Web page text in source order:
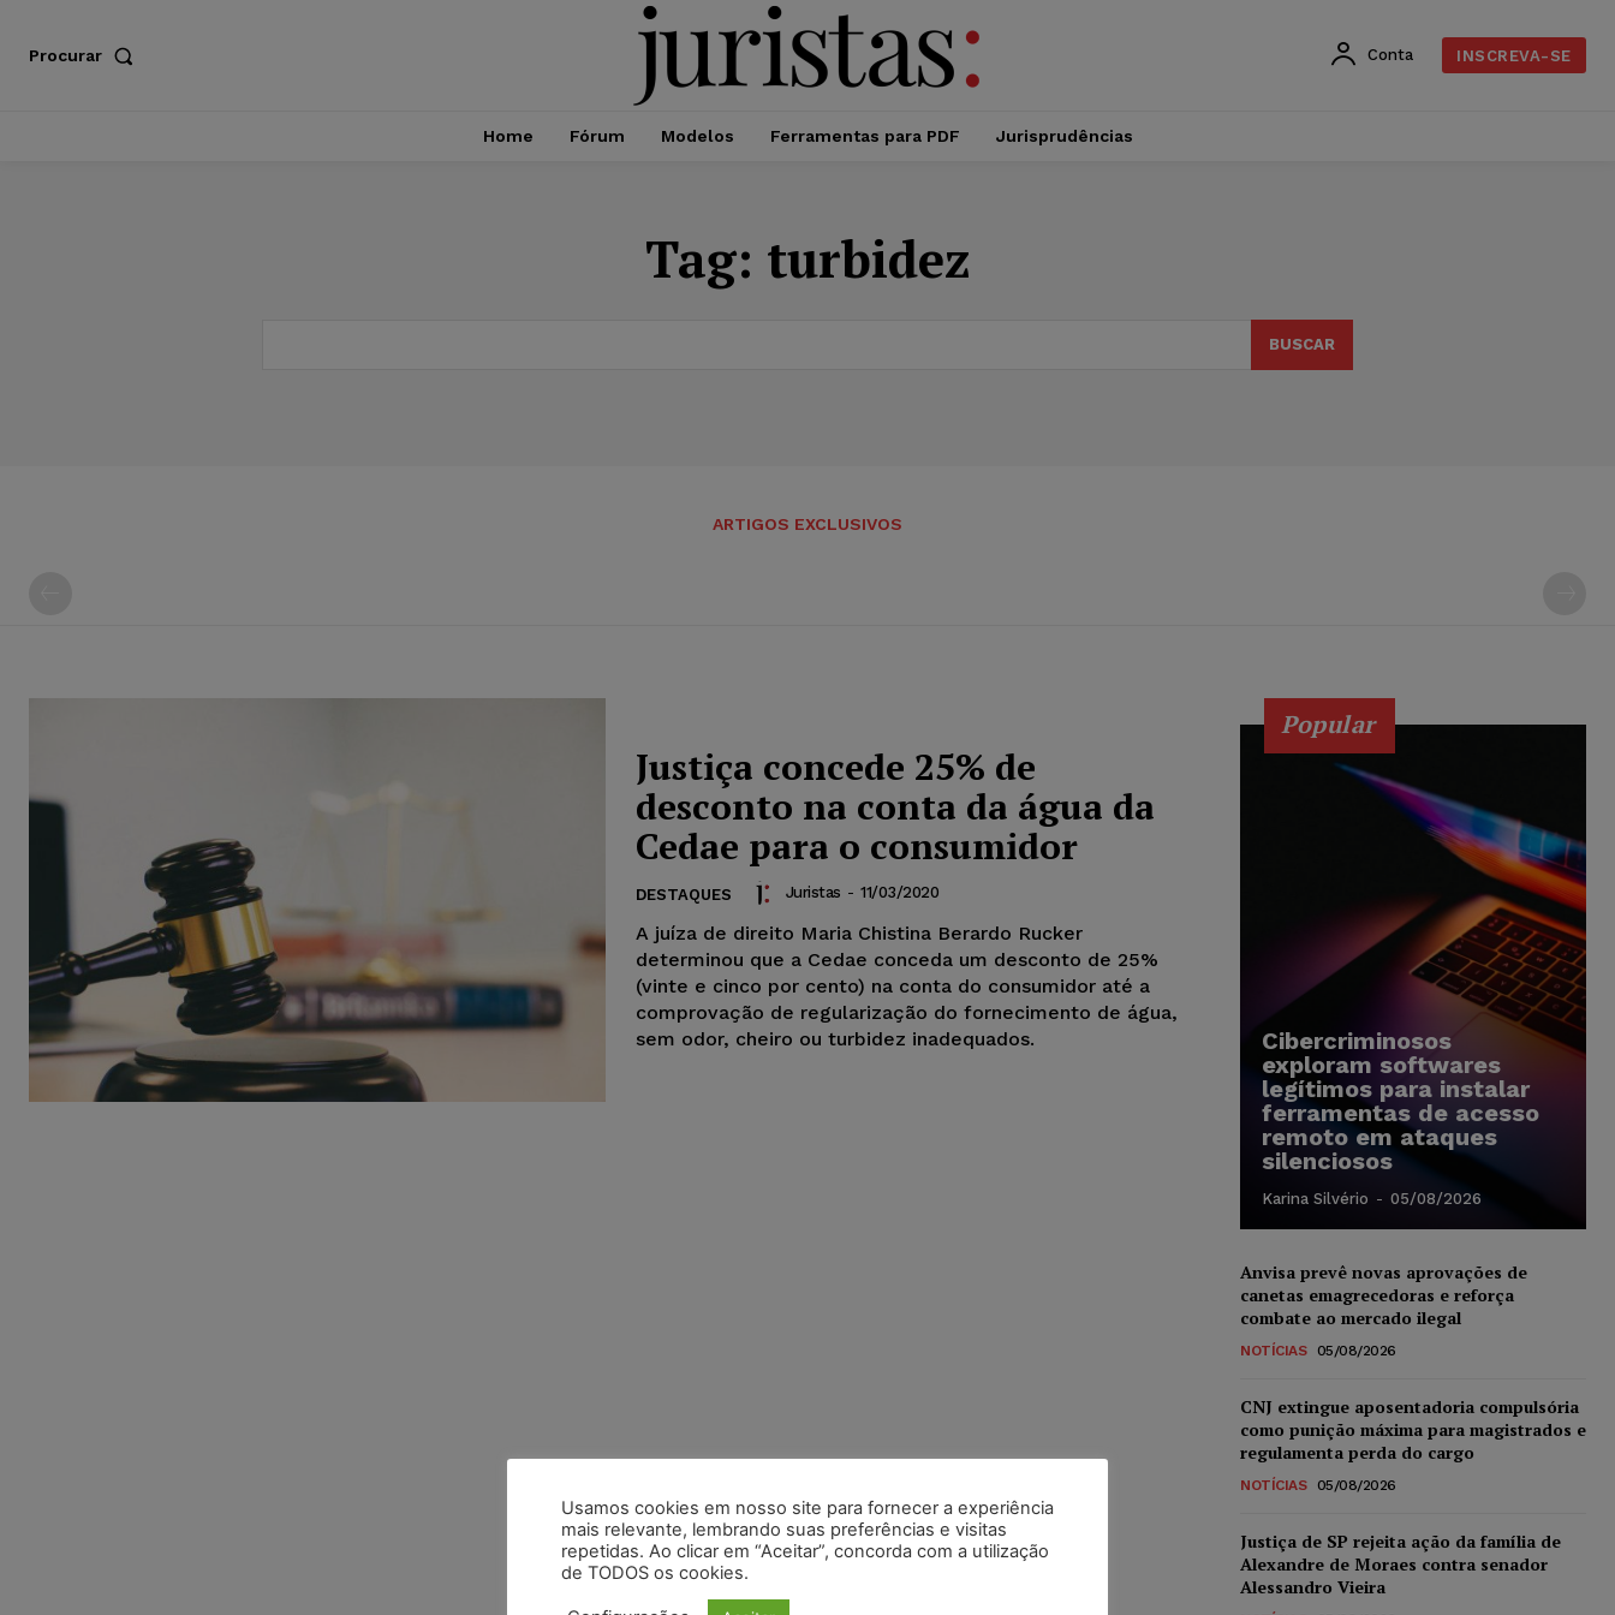
Procurar Conta INSCREVA-SE
Home Fórum Modelos Ferramentas para PDF Jurisprudências
Tag: turbidez
BUSCAR
ARTIGOS EXCLUSIVOS
Justiça concede 25% de
desconto na conta da água da
Cedae para o consumidor
DESTAQUES Juristas - 11/03/2020
A juíza de direito Maria Chistina Berardo Rucker
determinou que a Cedae conceda um desconto de 25%
(vinte e cinco por cento) na conta do consumidor até a
comprovação de regularização do fornecimento de água,
sem odor, cheiro ou turbidez inadequados.
Popular
Cibercriminosos
exploram softwares
legítimos para instalar
ferramentas de acesso
remoto em ataques
silenciosos
Karina Silvério - 05/08/2026
Anvisa prevê novas aprovações de
canetas emagrecedoras e reforça
combate ao mercado ilegal
NOTÍCIAS 05/08/2026
CNJ extingue aposentadoria compulsória
como punição máxima para magistrados e
regulamenta perda do cargo
NOTÍCIAS 05/08/2026
Justiça de SP rejeita ação da família de
Alexandre de Moraes contra senador
Alessandro Vieira
Usamos cookies em nosso site para fornecer a experiência
mais relevante, lembrando suas preferências e visitas
repetidas. Ao clicar em “Aceitar”, concorda com a utilização
de TODOS os cookies.